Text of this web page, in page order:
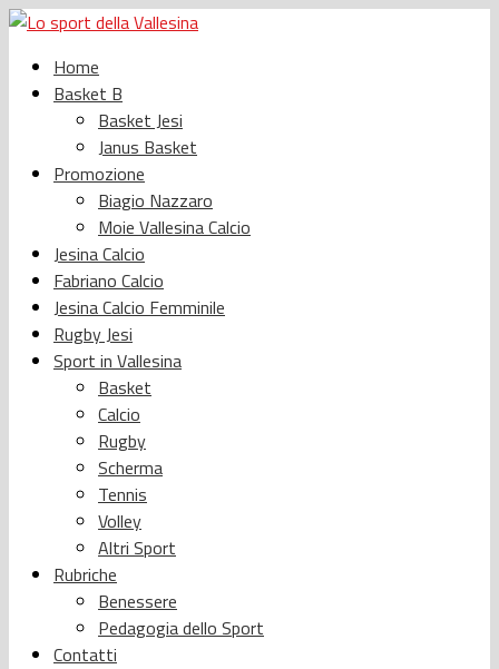
Home
Basket B
Basket Jesi
Janus Basket
Promozione
Biagio Nazzaro
Moie Vallesina Calcio
Jesina Calcio
Fabriano Calcio
Jesina Calcio Femminile
Rugby Jesi
Sport in Vallesina
Basket
Calcio
Rugby
Scherma
Tennis
Volley
Altri Sport
Rubriche
Benessere
Pedagogia dello Sport
Contatti